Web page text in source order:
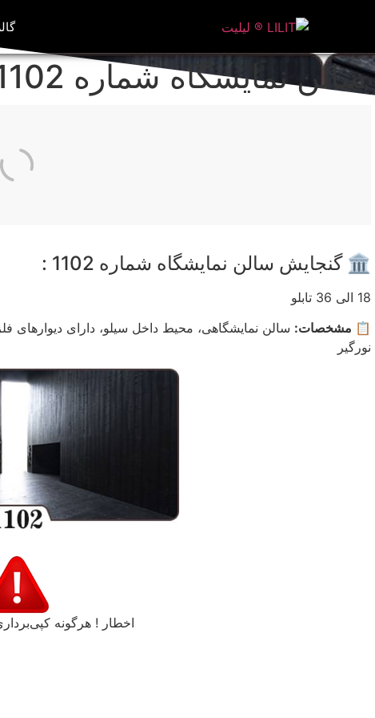
سالن نمایشگاه شماره 1102
🏛️ گنجایش سالن نمایشگاه شماره 1102 :
18 الی 36 تابلو
📋 مشخصات: سالن نمایشگاهی، محیط داخل سیلو، دارای
نورگیر
اخطار ! هرگونه